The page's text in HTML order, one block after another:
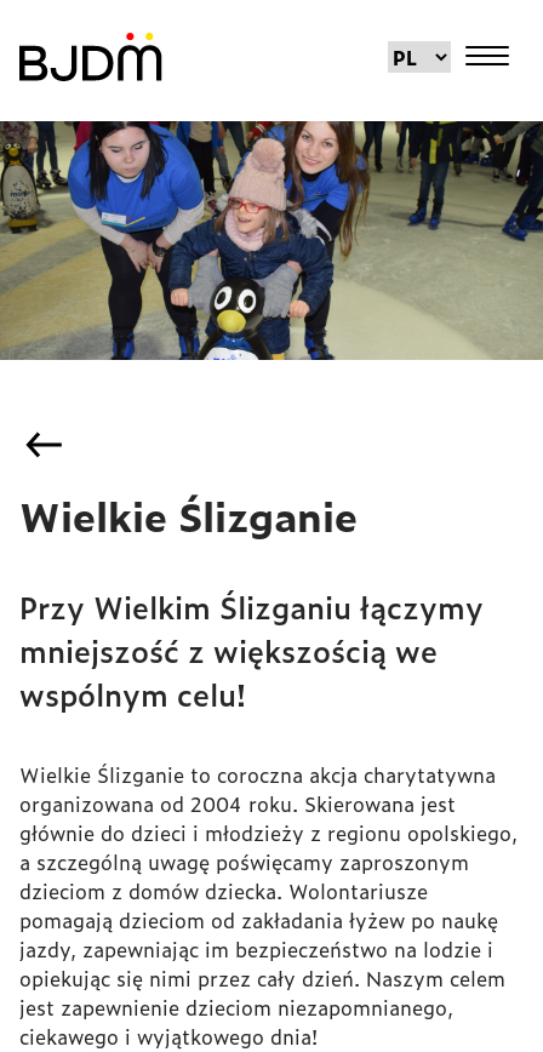
Wielkie Ślizganie
Przy Wielkim Ślizganiu łączymy
mniejszość z większością we
wspólnym celu!
Wielkie Ślizganie to coroczna akcja charytatywna
organizowana od 2004 roku. Skierowana jest
głównie do dzieci i młodzieży z regionu opolskiego,
a szczególną uwagę poświęcamy zaproszonym
dzieciom z domów dziecka. Wolontariusze
pomagają dzieciom od zakładania łyżew po naukę
jazdy, zapewniając im bezpieczeństwo na lodzie i
opiekując się nimi przez cały dzień. Naszym celem
jest zapewnienie dzieciom niezapomnianego,
ciekawego i wyjątkowego dnia!